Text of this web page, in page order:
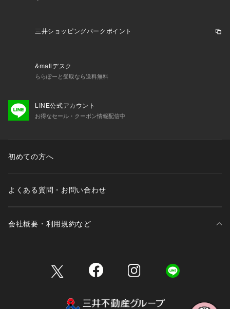
三井ショッピングパークポイント
&mallデスク
ららぽーと受取なら送料無料
LINE公式アカウント
お得なセール・クーポン情報配信中
初めての方へ
よくある質問・お問い合わせ
会社概要・利用規約など